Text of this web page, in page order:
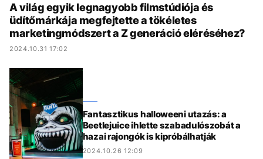
A világ egyik legnagyobb filmstúdiója és
üdítőmárkája megfejtette a tökéletes
marketingmódszert a Z generáció eléréséhez?
2024.10.31 17:02
Fantasztikus halloweeni utazás: a
Beetlejuice ihlette szabadulószobát a
hazai rajongók is kipróbálhatják
2024.10.26 12:09